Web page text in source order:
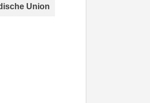
Union